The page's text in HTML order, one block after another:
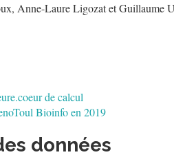
Anne-Laure Ligozat et Guillaume
de calcul
Bioinfo en 2019
données